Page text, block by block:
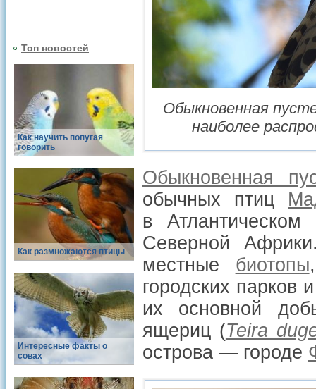
Топ новостей
Как научить попугая
говорить
Как размножаются птицы
Интересные факты о
совах
Обыкновенная
наиболее
Обыкновенная
обычных птиц
в
Северной
местные биотопы
городских парков
их основной
ящериц (Teira
острова — городе